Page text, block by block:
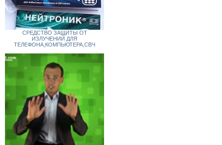
СРЕДСТВО ЗАЩИТЫ ОТ
ИЗЛУЧЕНИЙ ДЛЯ
ТЕЛЕФОНА,КОМПЬЮТЕРА,СВЧ